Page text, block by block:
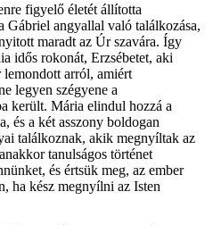
figyelő életét állította
Gábriel angyallal való találkozása,
maradt az Úr szavára. Így
idős rokonát, Erzsébetet, aki
lemondott arról, amiért
legyen szégyene a
került. Mária elindul hozzá a
és a két asszony boldogan
találkoznak, akik megnyíltak az
tanulságos történet
és értsük meg, az ember
ha kész megnyílni az Isten